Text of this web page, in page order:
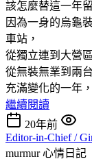
該怎麼替這一年
因為一身的烏龜
車站，
從獨立連到大營
從無裝無業到兩
充滿變化的一年
繼續閱讀
20年前
Editor-in-Chief /
murmur心情日記